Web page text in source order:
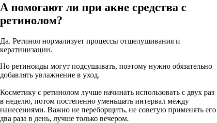
А помогают ли при акне средства с
ретинолом?
Да. Ретинол нормализует процессы отшелушивания и
кератинизации.
Но ретиноиды могут подсушивать, поэтому нужно обязательно
добавлять увлажнение в уход.
Косметику с ретинолом лучше начинать использовать с двух раз
в неделю, потом постепенно уменьшать интервал между
нанесениями. Важно не переборщить, не советую применять его
два раза в день, лучше только вечером.